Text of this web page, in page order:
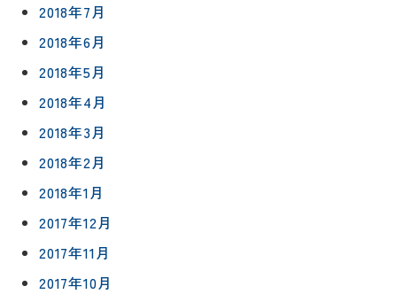
2018年7月
2018年6月
2018年5月
2018年4月
2018年3月
2018年2月
2018年1月
2017年12月
2017年11月
2017年10月